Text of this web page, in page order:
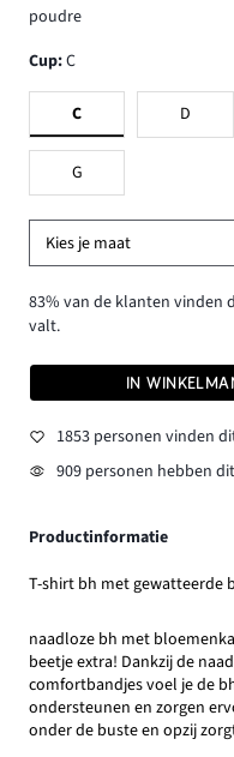
poudre
Cup:C
C D
G
Kies je maat
83% van de klanten vinden
valt.
IN
1853 personen vinden
909 personen hebben
Productinformatie
T-shirt bh met gewatteerde
naadloze bh met
beetje extra! Dankzij de
comfortbandjes voel je de
ondersteunen en zorgen
onder de buste en opzij